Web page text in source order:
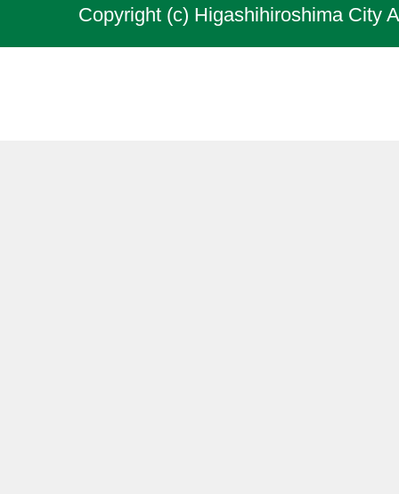
Copyright (c) Higashihiroshima City